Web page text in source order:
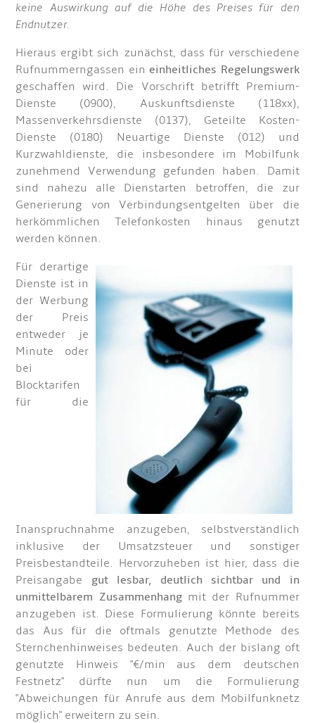
keine Auswirkung auf die Höhe des Preises für den
Endnutzer.
Hieraus ergibt sich zunächst, dass für verschiedene
Rufnummerngassen ein einheitliches Regelungswerk
geschaffen wird. Die Vorschrift betrifft Premium-
Dienste (0900), Auskunftsdienste (118xx),
Massenverkehrsdienste (0137), Geteilte Kosten-
Dienste (0180) Neuartige Dienste (012) und
Kurzwahldienste, die insbesondere im Mobilfunk
zunehmend Verwendung gefunden haben. Damit
sind nahezu alle Dienstarten betroffen, die zur
Generierung von Verbindungsentgelten über die
herkömmlichen Telefonkosten hinaus genutzt
werden können.
Für derartige
Dienste ist in
der Werbung
der Preis
entweder je
Minute oder
bei
Blocktarifen
für die
Inanspruchnahme anzugeben, selbstverständlich
inklusive der Umsatzsteuer und sonstiger
Preisbestandteile. Hervorzuheben ist hier, dass die
Preisangabe gut lesbar, deutlich sichtbar und in
unmittelbarem Zusammenhangmit der Rufnummer
anzugeben ist. Diese Formulierung könnte bereits
das Aus für die oftmals genutzte Methode des
Sternchenhinweises bedeuten. Auch der bislang oft
genutzte Hinweis "€/min aus dem deutschen
Festnetz" dürfte nun um die Formulierung
"Abweichungen für Anrufe aus dem Mobilfunknetz
möglich" erweitern zu sein.